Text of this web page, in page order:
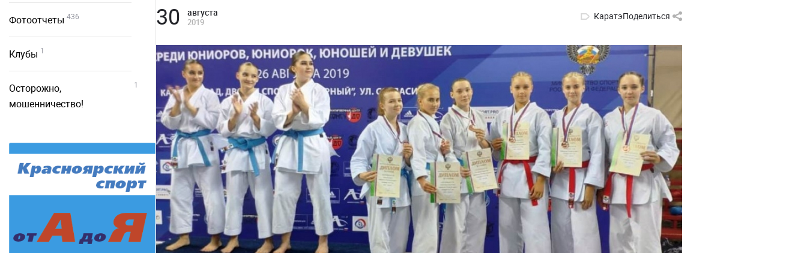
Фотоотчеты 436
Клубы 1
Осторожно,
мошенничество!
1
30 августа
2019
КаратэПоделиться